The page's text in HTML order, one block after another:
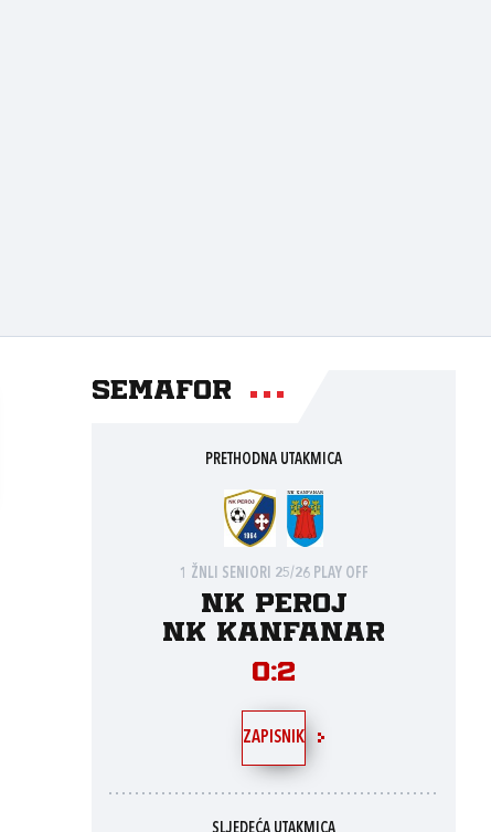
Semafor
PRETHODNA UTAKMICA
1 ŽNLI SENIORI 25/26 PLAY OFF
NK Peroj
NK Kanfanar
0:2
ZAPISNIK
SLJEDEĆA UTAKMICA